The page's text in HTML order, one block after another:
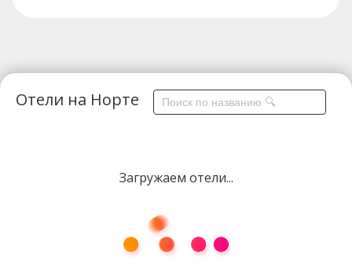
Отели на Норте
Загружаем отели...